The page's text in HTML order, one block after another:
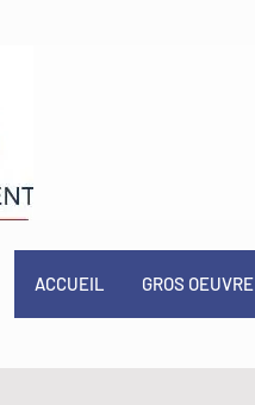
ACCUEIL GROS OEUVRE